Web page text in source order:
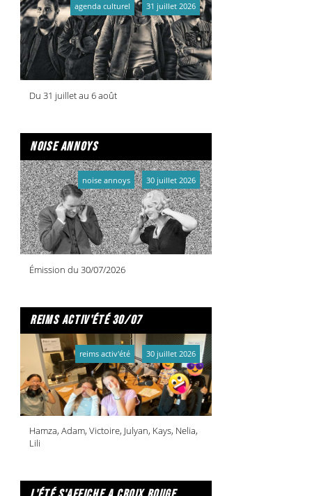
Du 31 juillet au 6 août
agenda culturel 31 juillet 2026
noise annoys
Émission du 30/07/2026
noise annoys 30 juillet 2026
reims activ'été 30/07
Hamza, Adam, Victoire, Julyan, Kays, Nelia,
Lili
reims activ'été 30 juillet 2026